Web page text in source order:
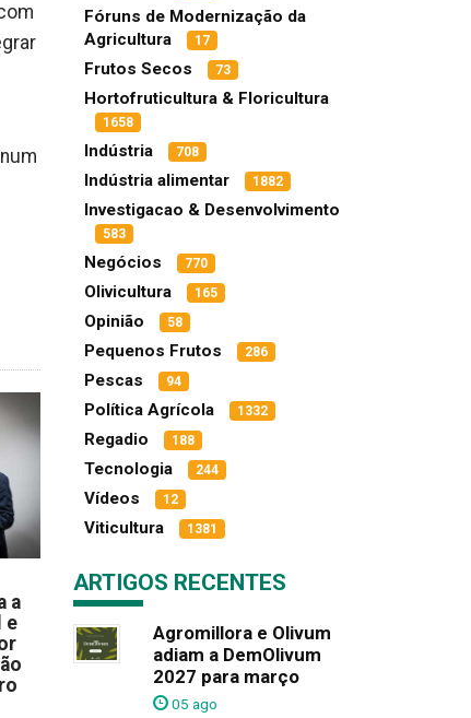
a
e
Fóruns de Modernização da
Agricultura
17
Frutos Secos 73
Hortofruticultura & Floricultura
1658
Indústria 708
Indústria alimentar 1882
Investigacao & Desenvolvimento
583
Negócios 770
Olivicultura 165
Opinião 58
Pequenos Frutos 286
Pescas 94
Política Agrícola 1332
Regadio 188
Tecnologia 244
Vídeos 12
Viticultura 1381
ARTIGOS RECENTES
Agromillora e Olivum
adiam a DemOlivum
2027 para março
05 ago